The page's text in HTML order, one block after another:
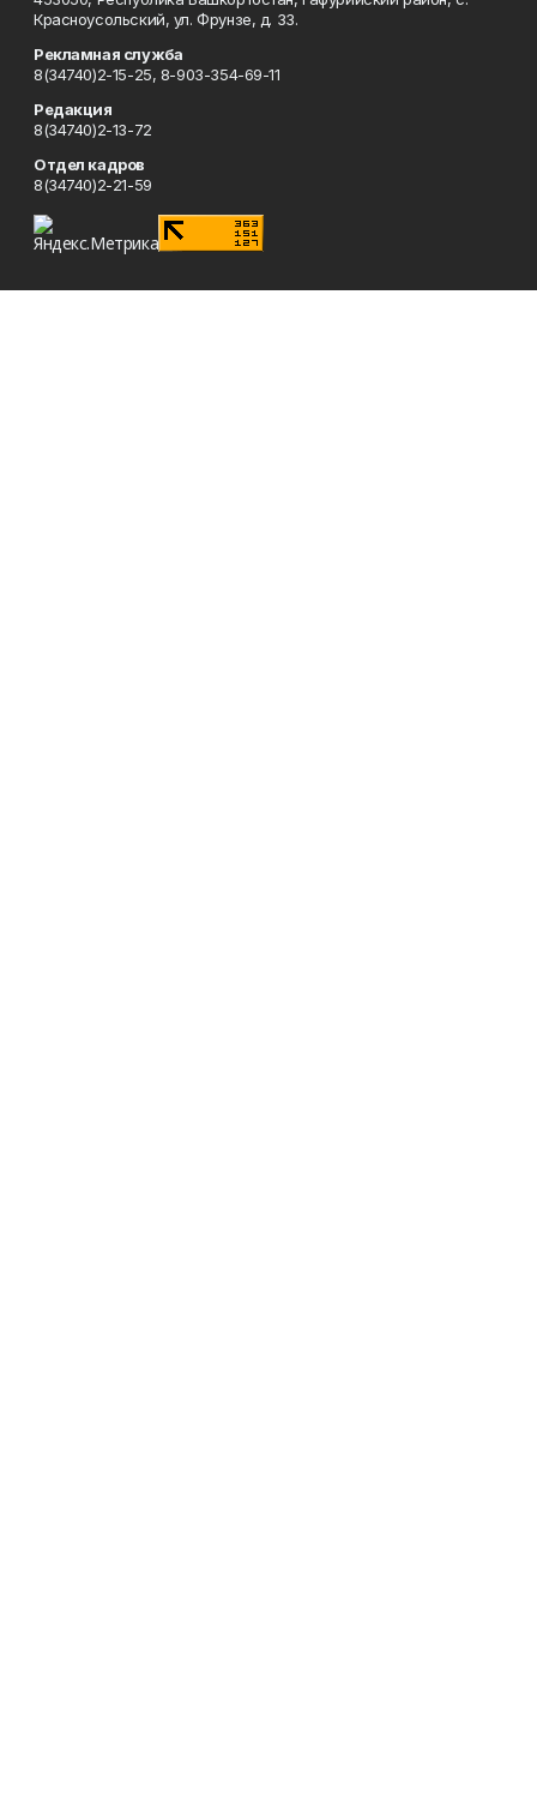
Красноусольский, ул. Фрунзе, д. 33.
Рекламная служба
8(34740)2-15-25, 8-903-354-69-11
Редакция
8(34740)2-13-72
Отдел кадров
8(34740)2-21-59